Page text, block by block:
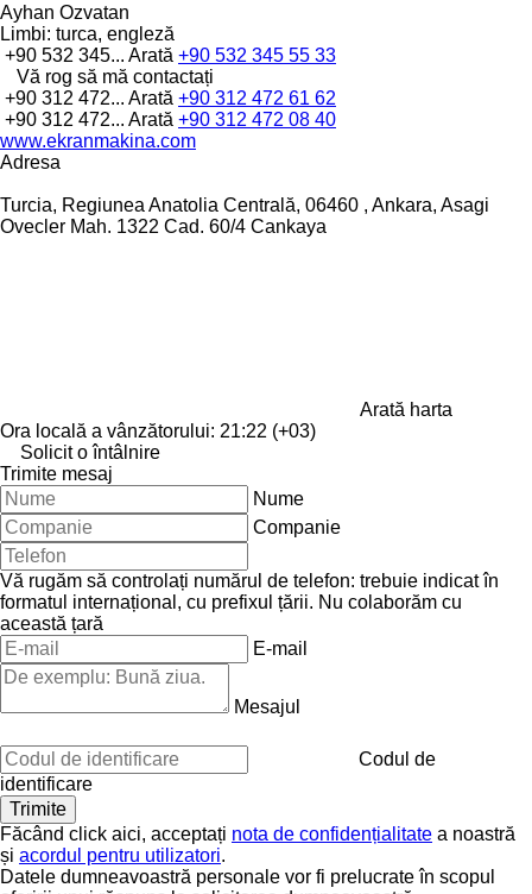
Ayhan Ozvatan
Limbi: turca, engleză
+90 532 345... Arată +90 532 345 55 33
Vă rog să mă contactați
+90 312 472... Arată +90 312 472 61 62
+90 312 472... Arată +90 312 472 08 40
www.ekranmakina.com
Adresa
Turcia, Regiunea Anatolia Centrală, 06460 , Ankara, Asagi
Ovecler Mah. 1322 Cad. 60/4 Cankaya
Arată harta
Ora locală a vânzătorului: 21:22 (+03)
Solicit o întâlnire
Trimite mesaj
Nume
Companie
Vă rugăm să controlați numărul de telefon: trebuie indicat în
formatul internațional, cu prefixul țării. Nu colaborăm cu
această țară
E-mail
Mesajul
Codul de
identificare
Făcând click aici, acceptați nota de confidențialitate a noastră
și acordul pentru utilizatori.
Datele dumneavoastră personale vor fi prelucrate în scopul